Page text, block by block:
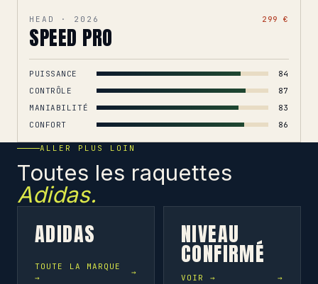
HEAD · 2026 299 €
SPEED PRO
PUISSANCE
84
CONTRÔLE
87
MANIABILITÉ
83
CONFORT
86
ALLER PLUS LOIN
Toutes les raquettes
Adidas.
ADIDAS
TOUTE LA MARQUE
→
NIVEAU
CONFIRMÉ
VOIR →